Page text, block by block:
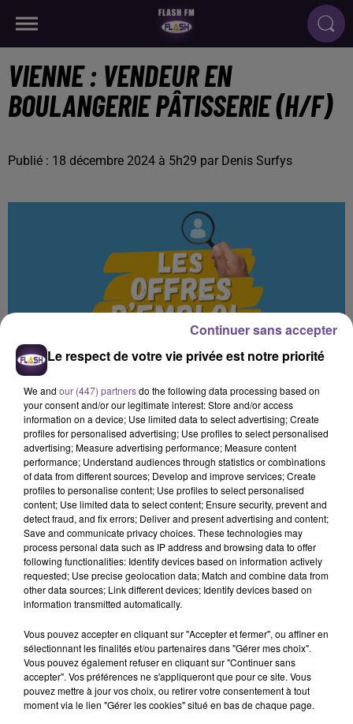
VIENNE : VENDEUR EN
BOULANGERIE PÂTISSERIE (H/F)
Publié : 18 décembre 2024 à 5h29 par Denis Surfys
Une boulangerie pâtisserie de
Buxerolles recherche un vendeur (H/F).
Une boulangerie pâtisserie de Buxerolles recherche un
vendeur (H/F). Vos missions : mise en rayon des produits et
organisation de l'espace de vente. Production du snacking.
Accueil du client, vente des produits, encaissement.
Nettoyage de l'espace de vente. Vous serez amené à vous
déplacer sur les 3 sites de ventes (Buxerolles, Couronneries
et Vouneuil-sous-Biard) selon les besoins, l'activité et les
livraisons. La personne pourra être détachée sur différents
points de vente à Poitiers, en fonction des nécessités du
Le respect de votre vie privée est notre priorité
We and our (447) partnersdo the following data processing based on
your consent and/or our legitimate interest: Store and/or access
information on a device; Use limited data to select advertising; Create
profiles for personalised advertising; Use profiles to select personalised
advertising; Measure advertising performance; Measure content
performance; Understand audiences through statistics or combinations
of data from different sources; Develop and improve services; Create
profiles to personalise content; Use profiles to select personalised
content; Use limited data to select content; Ensure security, prevent and
detect fraud, and fix errors; Deliver and present advertising and content;
Save and communicate privacy choices. These technologies may
process personal data such as IP address and browsing data to offer
following functionalities: Identify devices based on information actively
requested; Use precise geolocation data; Match and combine data from
other data sources; Link different devices; Identify devices based on
information transmitted automatically.
Vous pouvez accepter en cliquant sur "Accepter et fermer", ou affiner en
sélectionnant les finalités et/ou partenaires dans "Gérer mes choix".
Vous pouvez également refuser en cliquant sur "Continuer sans
accepter". Vos préférences ne s'appliqueront que pour ce site. Vous
pouvez mettre à jour vos choix, ou retirer votre consentement à tout
moment via le lien "Gérer les cookies" situé en bas de chaque page.
Continuer sans accepter